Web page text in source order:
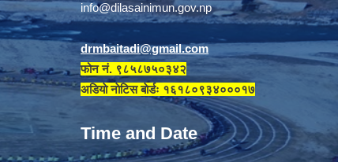
info@dilasainimun.gov.np
drmbaitadi@gmail.com
फोन नं. ९८५८७५०३४२
अडियाे नाेटिस बाेर्डः १६१८०९३४०००१७
Time and Date